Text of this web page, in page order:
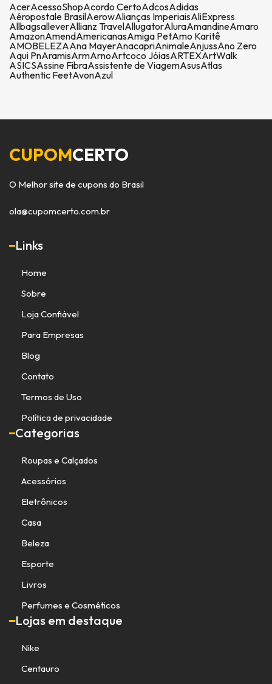
AcerAcessoShopAcordo CertoAdcosAdidas
Aéropostale BrasilAerowAlianças ImperiaisAliExpress
AllbagsalleverAllianz TravelAllugatorAluraAmandineAmaro
AmazonAmendAmericanasAmiga PetAmo Karitê
AMOBELEZAAna MayerAnacapriAnimaleAnjussAno Zero
Aqui PnAramisArmArnoArtcoco JóiasARTEXArtWalk
ASICSAssine FibraAssistente de ViagemAsusAtlas
Authentic FeetAvonAzul
CUPOMCERTO
O Melhor site de cupons do Brasil
ola@cupomcerto.com.br
Links
Home
Sobre
Loja Confiável
Para Empresas
Blog
Contato
Termos de Uso
Política de privacidade
Categorias
Roupas e Calçados
Acessórios
Eletrônicos
Casa
Beleza
Esporte
Livros
Perfumes e Cosméticos
Lojas em destaque
Nike
Centauro